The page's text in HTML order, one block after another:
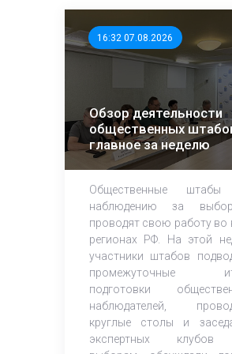
16:32 07.08.2026
Обзор деятельности
общественных
главное за неделю
Общественные
наблюдению за
проводят свою работу во
регионах РФ. На этой
участники штабов
промежуточные
подготовки
наблюдателей,
круглые столы и
экспертных